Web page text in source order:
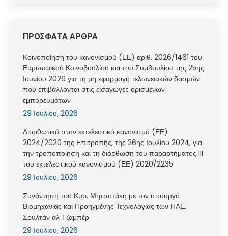
ΠΡΟΣΦΑΤΑ ΑΡΘΡΑ
Κοινοποίηση του κανονισμού (ΕΕ) αριθ. 2026/1461 του
Ευρωπαϊκού Κοινοβουλίου και του Συμβουλίου της 25ης
Ιουνίου 2026 για τη μη εφαρμογή τελωνειακών δασμών
που επιβάλλονται στις εισαγωγές ορισμένων
εμπορευμάτων
29 Ιουλίου, 2026
Διορθωτικό στον εκτελεστικό κανονισμό (ΕΕ)
2024/2020 της Επιτροπής, της 26ης Ιουλίου 2024, για
την τροποποίηση και τη διόρθωση του παραρτήματος III
του εκτελεστικού κανονισμού (ΕΕ) 2020/2235
29 Ιουλίου, 2026
Συνάντηση του Κυρ. Μητσοτάκη με τον υπουργό
Βιομηχανίας και Προηγμένης Τεχνολογίας των ΗΑΕ,
Σουλτάν αλ Τζαμπέρ
29 Ιουλίου, 2026